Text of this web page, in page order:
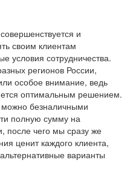
и
своим клиентам
условия сотрудничества.
регионов России,
особое внимание, ведь
оптимальным решением.
можно безналичными
полную сумму на
после чего мы сразу же
ценит каждого клиента,
варианты